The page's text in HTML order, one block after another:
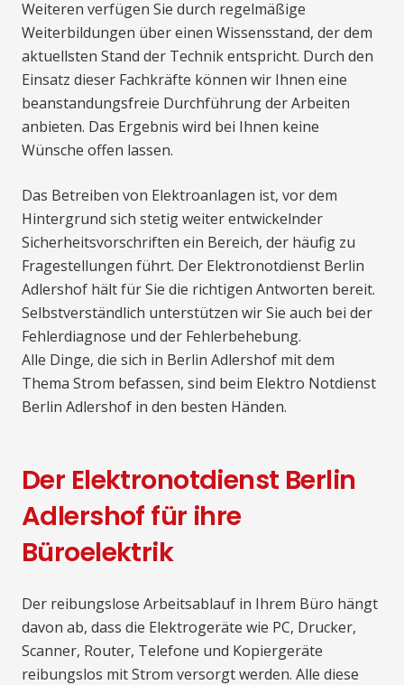
Weiteren verfügen Sie durch regelmäßige
Weiterbildungen über einen Wissensstand, der dem
aktuellsten Stand der Technik entspricht. Durch den
Einsatz dieser Fachkräfte können wir Ihnen eine
beanstandungsfreie Durchführung der Arbeiten
anbieten. Das Ergebnis wird bei Ihnen keine
Wünsche offen lassen.
Das Betreiben von Elektroanlagen ist, vor dem
Hintergrund sich stetig weiter entwickelnder
Sicherheitsvorschriften ein Bereich, der häufig zu
Fragestellungen führt. Der Elektronotdienst Berlin
Adlershof hält für Sie die richtigen Antworten bereit.
Selbstverständlich unterstützen wir Sie auch bei der
Fehlerdiagnose und der Fehlerbehebung.
Alle Dinge, die sich in Berlin Adlershof mit dem
Thema Strom befassen, sind beim Elektro Notdienst
Berlin Adlershof in den besten Händen.
Der Elektronotdienst Berlin
Adlershof für ihre
Büroelektrik
Der reibungslose Arbeitsablauf in Ihrem Büro hängt
davon ab, dass die Elektrogeräte wie PC, Drucker,
Scanner, Router, Telefone und Kopiergeräte
reibungslos mit Strom versorgt werden. Alle diese